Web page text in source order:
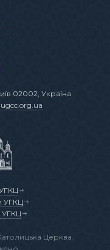
02002, Україна
УГКЦ
УГКЦ
Церква.